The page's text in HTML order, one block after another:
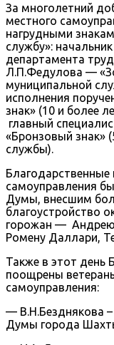
За многолетний
местного
нагрудными
службу»:
департамента
Л.П.Федулова —
муниципальной
исполнения
знак» (10 и более
главный
«Бронзовый знак»
службы).
Благодарственные
самоуправления
Думы, внесшим
благоустройство
горожан — Андрею
Ромену Даллари,
Также в этот день
поощрены
самоуправления:
— В.Н.Безднякова
Думы города